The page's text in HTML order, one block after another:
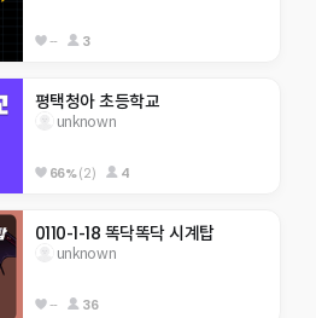
-- 3
평택청아 초등학교
unknown
66%(2) 4
0110-1-18 똑닥똑닥 시계탑
unknown
-- 36